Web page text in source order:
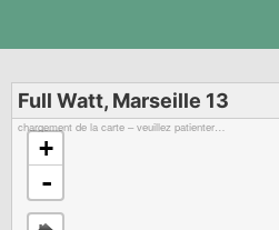
Full Watt, Marseille 13
chargement de la carte – veuillez patienter…
+
-